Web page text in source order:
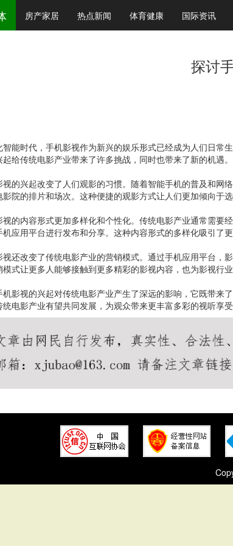
房产家居 热点新闻 体育健康 国际资讯
探讨
能时代，手机影视作为新兴的娱乐形式已经成为人们日常
给传统电影产业带来了许多挑战，同时也带来了新的机遇。
的兴起改变了人们观影的习惯。随着智能手机的普及和网
院的排片和场次。这种便捷的观影方式让人们更加倾向于
的内容形式更加多样化和个性化。传统电影产业通常需
应用平台进行发布和分享。这种内容形式的多样化吸引了
视还改变了传统电影产业的营销模式。通过手机应用平台
式让更多人能够接触到更多精彩的影视内容，也为影视行
影视的兴起对传统电影产业产生了深远的影响，它既带来
电影产业有望共同发展，为观众带来更丰富多彩的视听享受